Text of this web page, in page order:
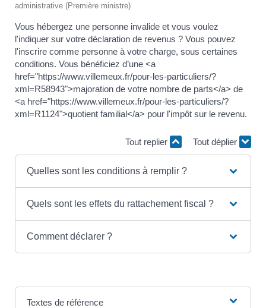
administrative (Première ministre)
Vous hébergez une personne invalide et vous voulez
l'indiquer sur votre déclaration de revenus ? Vous pouvez
l'inscrire comme personne à votre charge, sous certaines
conditions. Vous bénéficiez d’une <a
href="https://www.villemeux.fr/pour-les-particuliers/?
xml=R58943">majoration de votre nombre de parts</a> de
<a href="https://www.villemeux.fr/pour-les-particuliers/?
xml=R1124">quotient familial</a> pour l'impôt sur le revenu.
Tout replier Tout déplier
Quelles sont les conditions à remplir ?
Quels sont les effets du rattachement fiscal ?
Comment déclarer ?
Textes de référence